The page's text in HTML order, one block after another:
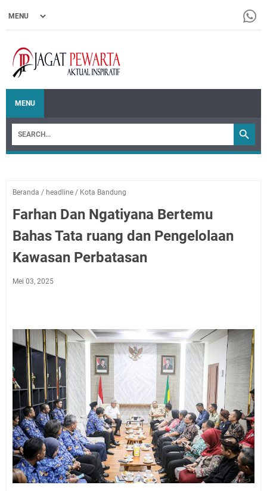
MENU
Beranda / headline / Kota Bandung
Farhan Dan Ngatiyana Bertemu
Bahas Tata ruang dan Pengelolaan
Kawasan Perbatasan
Mei 03, 2025